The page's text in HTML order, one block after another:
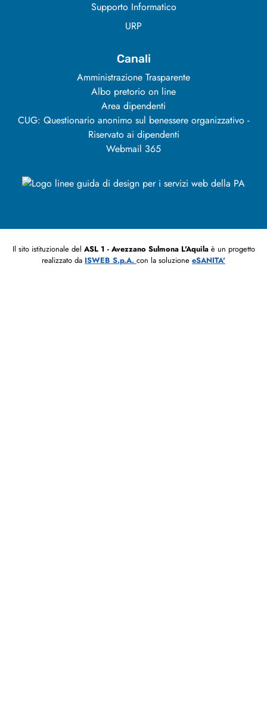
Supporto Informatico
URP
Canali
Amministrazione Trasparente
Albo pretorio on line
Area dipendenti
CUG: Questionario anonimo sul benessere organizzativo -
Riservato ai dipendenti
Webmail 365
Il sito istituzionale del ASL 1 - Avezzano Sulmona L'Aquilaè un progetto
realizzato da ISWEB S.p.A. con la soluzione eSANITA'